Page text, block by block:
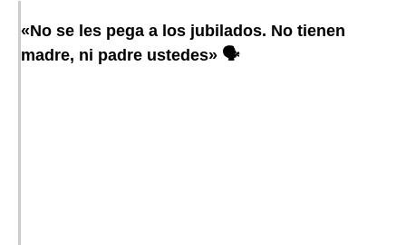
«No se les pega a los jubilados. No tienen
madre, ni padre ustedes» 🗣️